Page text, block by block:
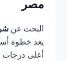
مصر
البحث عن
يعد خطوة
أعلى درجات